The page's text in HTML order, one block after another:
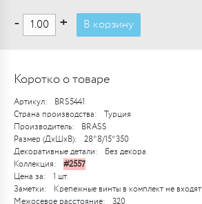
- + В корзину
Коротко о товаре
Артикул:
BRS5441
Страна производства:
Турция
Производитель:
BRASS
Размер (ДхШхВ):
28*8/15*350
Декоративные детали:
Без декора
Коллекция:
#2557
Цена за:
1 шт.
Заметки:
Крепежные винты в комплект не входят
Межосевое расстояние:
320